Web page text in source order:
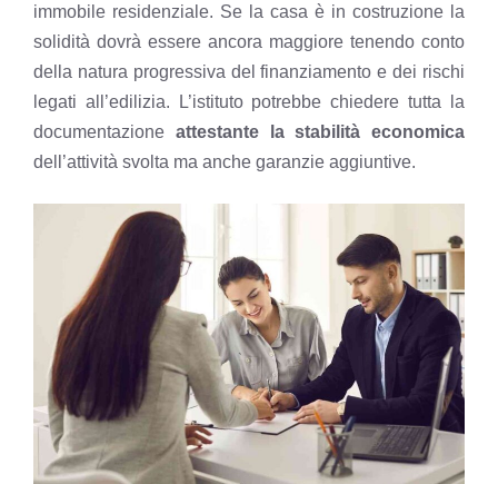
immobile residenziale. Se la casa è in costruzione la
solidità dovrà essere ancora maggiore tenendo conto
della natura progressiva del finanziamento e dei rischi
legati all’edilizia. L’istituto potrebbe chiedere tutta la
documentazione attestante la stabilità economica
dell’attività svolta ma anche garanzie aggiuntive.